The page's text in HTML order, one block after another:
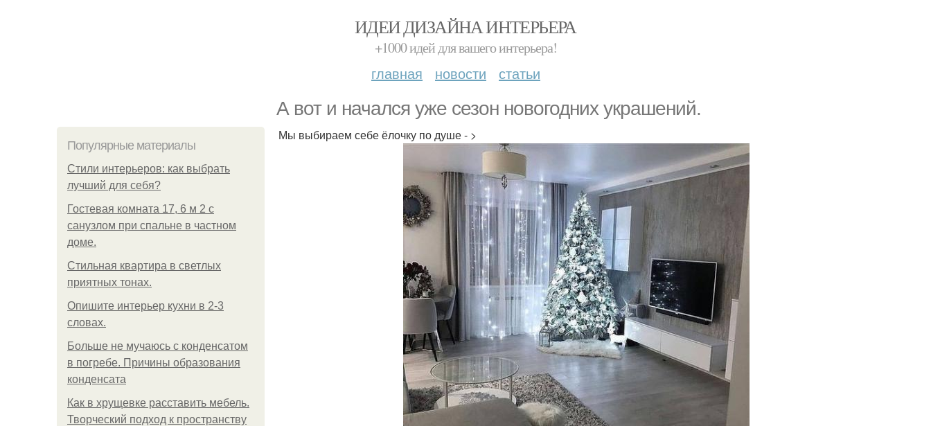
ИДЕИ ДИЗАЙНА ИНТЕРЬЕРА
+1000 идей для вашего интерьера!
главная новости статьи
А вот и начался уже сезон новогодних украшений.
Популярные материалы
Стили интерьеров: как выбрать
лучший для себя?
Гостевая комната 17, 6 м 2 с
санузлом при спальне в частном
доме.
Стильная квартира в светлых
приятных тонах.
Опишите интерьер кухни в 2-3
словах.
Больше не мучаюсь с конденсатом
в погребе. Причины образования
конденсата
Как в хрущевке расставить мебель.
Творческий подход к пространству
Мы выбираем себе ёлочку по душе - >